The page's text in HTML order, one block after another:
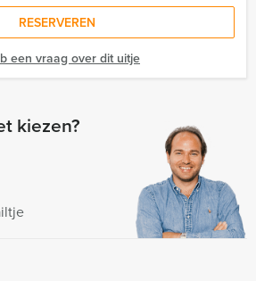
RESERVEREN
een vraag over dit uitje
kiezen?